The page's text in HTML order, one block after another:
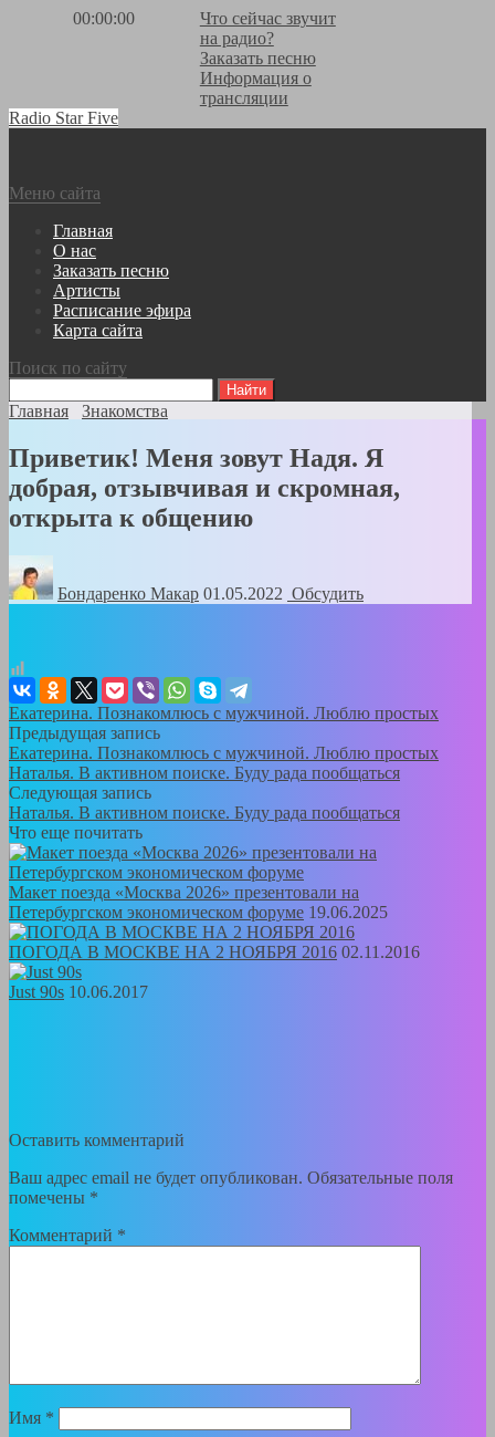
00:00:00
Что сейчас звучит
на радио?
Заказать песню
Информация о
трансляции
Radio Star Five
Меню сайта
Главная
О нас
Заказать песню
Артисты
Расписание эфира
Карта сайта
Поиск по сайту
Главная Знакомства
Приветик! Меня зовут Надя. Я
добрая, отзывчивая и скромная,
открыта к общению
Бондаренко Mакар 01.05.2022 Обсудить
Екатерина. Познакомлюсь с мужчиной. Люблю простых
Предыдущая запись
Екатерина. Познакомлюсь с мужчиной. Люблю простых
Наталья. В активном поиске. Буду рада пообщаться
Следующая запись
Наталья. В активном поиске. Буду рада пообщаться
Что еще почитать
Макет поезда «Москва 2026» презентовали на
Петербургском экономическом форуме 19.06.2025
ПОГОДА В МОСКВЕ НА 2 НОЯБРЯ 2016 02.11.2016
Just 90s 10.06.2017
Оставить комментарий
Ваш адрес email не будет опубликован. Обязательные поля
помечены *
Комментарий *
Имя *